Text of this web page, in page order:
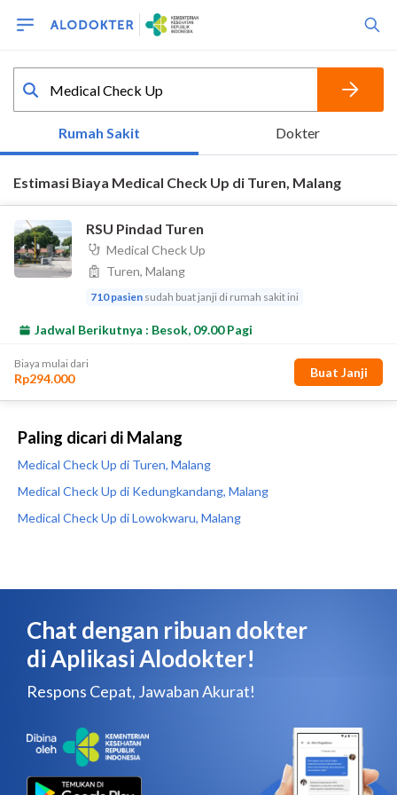
Paling dicari di Malang
Medical Check Up di Turen, Malang
Medical Check Up di Kedungkandang, Malang
Medical Check Up di Lowokwaru, Malang